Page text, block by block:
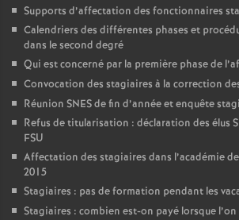
Supports d’affectation des fonctionnaires
Calendriers des différentes phases et
dans le second degré
Qui est concerné par la première phase de
Convocation des stagiaires à la correction
Réunion SNES de fin d’année et enquête
Refus de titularisation : déclaration des élus
FSU
Affectation des stagiaires dans l’académie
2015
Stagiaires : pas de formation pendant les
Stagiaires : combien est-on payé lorsque